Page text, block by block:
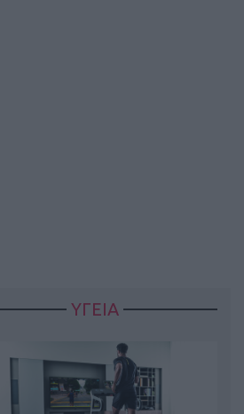
ΥΓΕΙΑ